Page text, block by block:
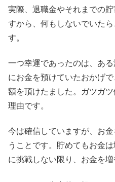
実際、退職金やそれまでの
すから、何もしないでいた
す。
一つ幸運であったのは、あ
にお金を預けていたおかげ
額を頂けたました。ガツガ
理由です。
今は確信していますが、お
うことです。貯めてもお金
に挑戦しない限り、お金を増